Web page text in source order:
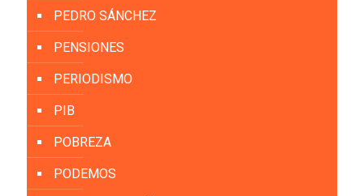
PEDRO SÁNCHEZ
PENSIONES
PERIODISMO
PIB
POBREZA
PODEMOS